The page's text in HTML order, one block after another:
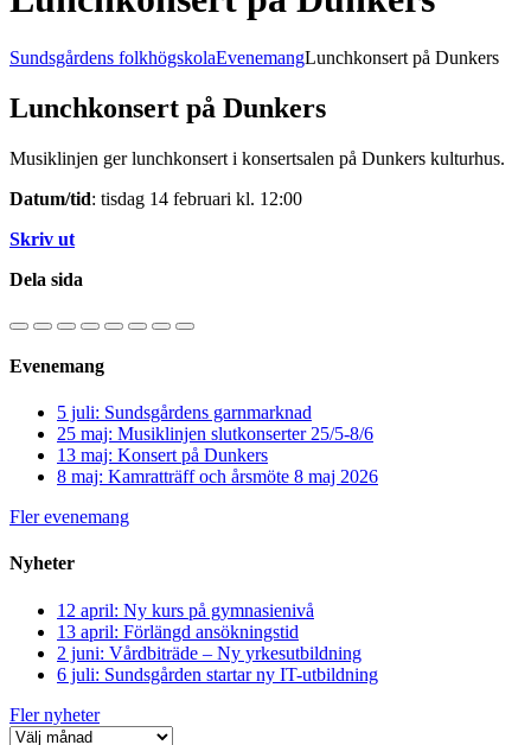
Sundsgårdens folkhögskolaEvenemangLunchkonsert på Dunkers
Lunchkonsert på Dunkers
Musiklinjen ger lunchkonsert i konsertsalen på Dunkers kulturhus.
Datum/tid: tisdag 14 februari kl. 12:00
Skriv ut
Dela sida
Evenemang
5 juli: Sundsgårdens garnmarknad
25 maj: Musiklinjen slutkonserter 25/5-8/6
13 maj: Konsert på Dunkers
8 maj: Kamratträff och årsmöte 8 maj 2026
Fler evenemang
Nyheter
12 april: Ny kurs på gymnasienivå
13 april: Förlängd ansökningstid
2 juni: Vårdbiträde – Ny yrkesutbildning
6 juli: Sundsgården startar ny IT-utbildning
Fler nyheter